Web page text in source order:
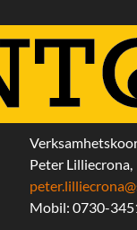
Peter Lilliecrona,
Mobil: 0730-